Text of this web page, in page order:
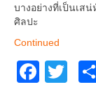
บางอย่างที่เป็นเส
ศิลปะ
Continued